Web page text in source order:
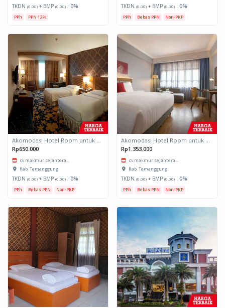
TKDN (0.00) + BMP (0.00) : 0%
PPh PPN 12%
TKDN (0.00) + BMP (0.00) : 0%
PPh Bebas PPN Non-PKP
Akomodasi Hotel Room untuk daerah Padang, Sumatera Barat
Rp650.000
cv.makmur sejahtera...
Kab. Temanggung
TKDN (0.00) + BMP (0.00) : 0%
PPh Bebas PPN Non-PKP
Akomodasi Hotel Room untuk daerah Padang, Sumatera Barat
Rp1.353.000
cv.makmur sejahtera...
Kab. Temanggung
TKDN (0.00) + BMP (0.00) : 0%
PPh Bebas PPN Non-PKP